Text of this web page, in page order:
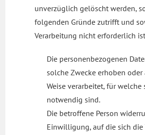
unverzüglich gelöscht werden,
folgenden Gründe zutrifft und
Verarbeitung nicht erforderlich
Die personenbezogenen
solche Zwecke erhoben
Weise verarbeitet, für welche
notwendig sind.
Die betroffene Person
Einwilligung, auf die sich die